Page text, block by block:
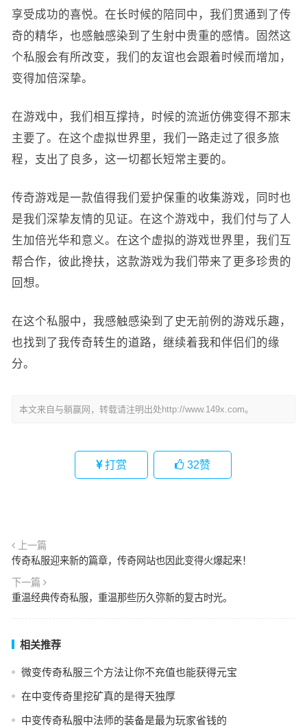
享受成功的喜悦。在长时候的陪同中，我们贯通到了传
奇的精华，也感触感染到了生射中贵重的感情。固然这
个私服会有所改变，我们的友谊也会跟着时候而增加，
变得加倍深挚。
在游戏中，我们相互撑持，时候的流逝仿佛变得不那末
主要了。在这个虚拟世界里，我们一路走过了很多旅
程，支出了良多，这一切都长短常主要的。
传奇游戏是一款值得我们爱护保重的收集游戏，同时也
是我们深挚友情的见证。在这个游戏中，我们付与了人
生加倍光华和意义。在这个虚拟的游戏世界里，我们互
帮合作，彼此搀扶，这款游戏为我们带来了更多珍贵的
回想。
在这个私服中，我感触感染到了史无前例的游戏乐趣，
也找到了我传奇转生的道路，继续着我和伴侣们的缘
分。
本文来自与躺赢网，转载请注明出处http://www.149x.com。
打赏 32赞
上一篇
传奇私服迎来新的篇章，传奇网站也因此变得火爆起来！
下一篇
重温经典传奇私服，重温那些历久弥新的复古时光。
相关推荐
微变传奇私服三个方法让你不充值也能获得元宝
在中变传奇里挖矿真的是得天独厚
中变传奇私服中法师的装备是最为玩家省钱的